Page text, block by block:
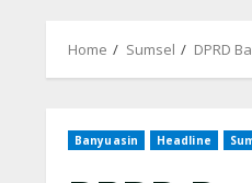
Home Sumsel DPRD
Banyuasin Headline